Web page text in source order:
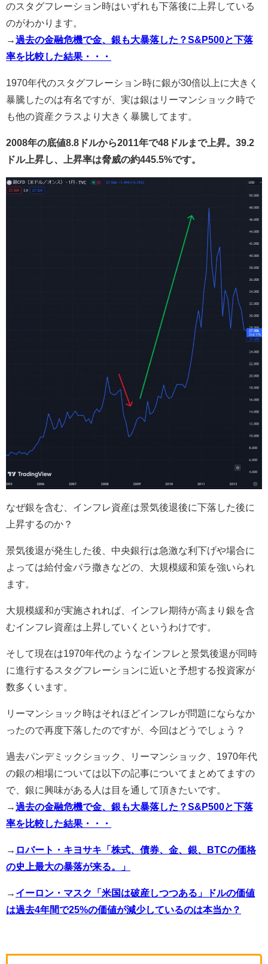
のスタグフレーション時はいずれも下落後に上昇している
のがわかります。
→過去の金融危機で金、銀も大暴落した？S&P500と下落
率を比較した結果・・・
1970年代のスタグフレーション時に銀が30倍以上に大きく
暴騰したのは有名ですが、実は銀はリーマンショック時で
も他の資産クラスより大きく暴騰してます。
2008年の底値8.8ドルから2011年で48ドルまで上昇。39.2
ドル上昇し、上昇率は脅威の約445.5%です。
なぜ銀を含む、インフレ資産は景気後退後に下落した後に
上昇するのか？
景気後退が発生した後、中央銀行は急激な利下げや場合に
よっては給付金バラ撒きなどの、大規模緩和策を強いられ
ます。
大規模緩和が実施されれば、インフレ期待が高まり銀を含
むインフレ資産は上昇していくというわけです。
そして現在は1970年代のようなインフレと景気後退が同時
に進行するスタグフレーションに近いと予想する投資家が
数多くいます。
リーマンショック時はそれほどインフレが問題にならなか
ったので再度下落したのですが、今回はどうでしょう？
過去パンデミックショック、リーマンショック、1970年代
の銀の相場については以下の記事についてまとめてますの
で、銀に興味がある人は目を通して頂きたいです。
→過去の金融危機で金、銀も大暴落した？S&P500と下落
率を比較した結果・・・
→ ロバート・キヨサキ「株式、債券、金、銀、BTCの価格
の史上最大の暴落が来る。」
→ イーロン・マスク「米国は破産しつつある」ドルの価値
は過去4年間で25%の価値が減少しているのは本当か？